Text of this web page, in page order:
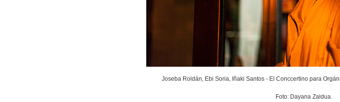
Joseba Roldán, Ebi Soria, Iñaki Santos - El Conccertino para
Foto: Dayana Zaldua.